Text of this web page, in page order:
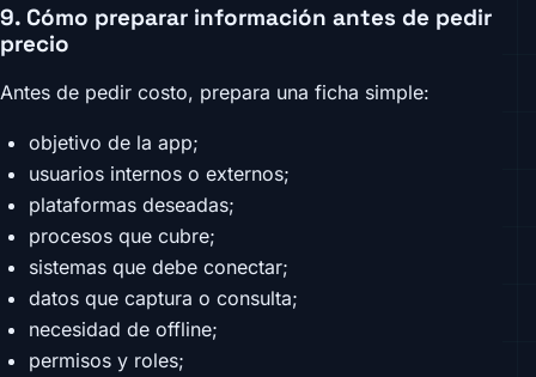
9. Cómo preparar información antes de pedir
precio
Antes de pedir costo, prepara una ficha simple:
objetivo de la app;
usuarios internos o externos;
plataformas deseadas;
procesos que cubre;
sistemas que debe conectar;
datos que captura o consulta;
necesidad de offline;
permisos y roles;